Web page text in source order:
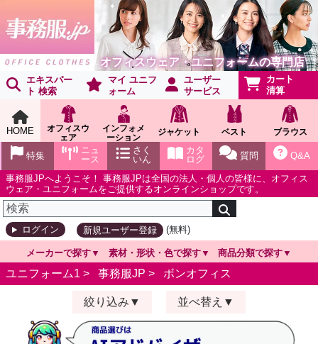
オフィスウェア・ユニフォームの専門店
エキスパー
ト 検索
マイ ユニフ
ォーム
ユーザー
サービス
カート
清算
HOME
オフィスウ
ェア
インフォメ
ーション
ショールー
ム
ジャケット ベスト ブラウス
Q&A
質問
カタ
ログ
さく
いん
ニュ
ース
特集
事務服JPへようこそ！ 事務服JPは全国の法人・個人の皆様に、オフィス
ウェア・ユニフォームをご提供するオンラインショップです。
ログイン 新規ユーザー登録 (無料)
メーカーで探す 素材・形状・色で探す 商品分類で探す
ユニフォーム1 > 事務服JP > ボンオフィス
絞り込み 並べ替え